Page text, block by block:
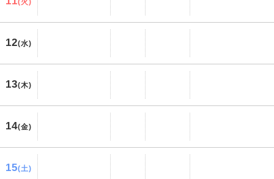
(火)
12(水)
13(木)
14(金)
15(土)